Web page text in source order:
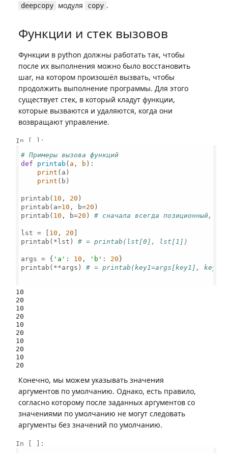
deepcopy модуля copy .
Функции и стек вызовов
Функции в python должны работать так, чтобы
после их выполнения можно было восстановить
шаг, на котором произошёл вызвать, чтобы
продолжить выполнение программы. Для этого
существует стек, в который кладут функции,
которые вызваются и удаляются, когда они
возвращают управление.
In [ ]:
# Примеры вызова функций
def
printab ( a, b ):
print (a)
print (b)
printab( 10 , 20 )
printab(a=10 , b=20 )
printab( 10 , b=20 ) # сначала всегда позиционный,
lst = [ 10 , 20 ]
printab(*lst) # = printab(lst[0], lst[1])
args = { 'a' : 10 , 'b' : 20}
printab(**args) # = printab(key1=args[key1],
10
20
10
20
10
20
10
20
10
Конечно, мы можем указывать значения
аргументов по умолчанию. Однако, есть правило,
согласно которому после заданных аргументов со
значениями по умолчанию не могут следовать
аргументы без значений по умолчанию.
In [ ]: